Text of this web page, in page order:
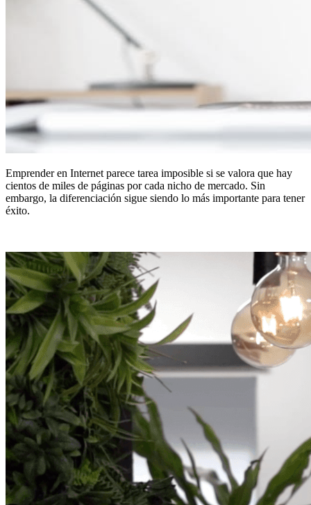
Emprender en Internet parece tarea imposible si se valora que hay
cientos de miles de páginas por cada nicho de mercado. Sin
embargo, la diferenciación sigue siendo lo más importante para tener
éxito.